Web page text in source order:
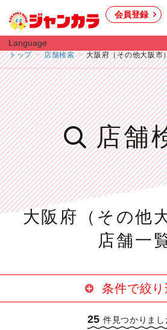
会員登録
Language
トップ 店舗検索 大阪府（その他大阪市
店舗
大阪府（その他
店舗一
条件で絞り
25 件見つかりまし